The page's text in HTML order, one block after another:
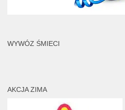
WYWÓZ ŚMIECI
AKCJA ZIMA